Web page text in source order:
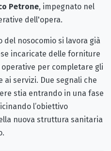
Petrone, impegnato nel
dell'opera.
del nosocomio si lavora già
incaricate delle forniture
per completare gli
servizi. Due segnali che
stia entrando in una fase
l’obiettivo
nuova struttura sanitaria